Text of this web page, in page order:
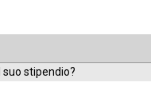
suo stipendio?